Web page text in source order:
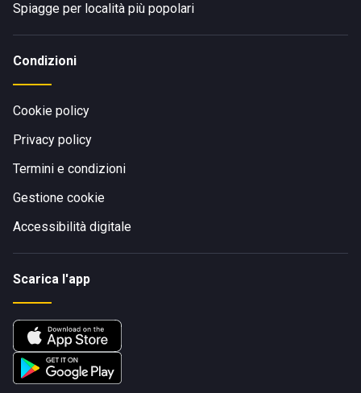
Spiagge per località più popolari
Condizioni
Cookie policy
Privacy policy
Termini e condizioni
Gestione cookie
Accessibilità digitale
Scarica l'app